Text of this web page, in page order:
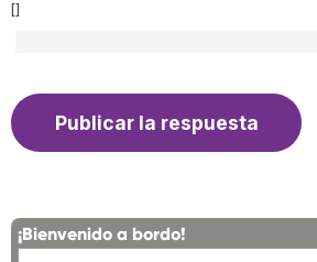
[]
¡Bienvenido a bordo!